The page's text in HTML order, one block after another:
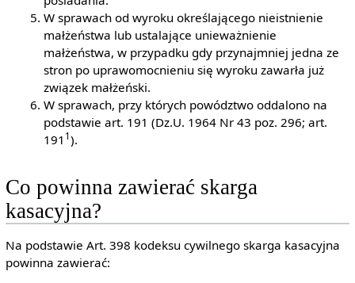
W sprawach od wyroku określającego nieistnienie
małżeństwa lub ustalające unieważnienie
małżeństwa, w przypadku gdy przynajmniej jedna ze
stron po uprawomocnieniu się wyroku zawarła już
związek małżeński.
W sprawach, przy których powództwo oddalono na
podstawie art. 191 (Dz.U. 1964 Nr 43 poz. 296; art.
191 1).
Co powinna zawierać skarga
kasacyjna?
Na podstawie Art. 398 kodeksu cywilnego skarga kasacyjna
powinna zawierać: